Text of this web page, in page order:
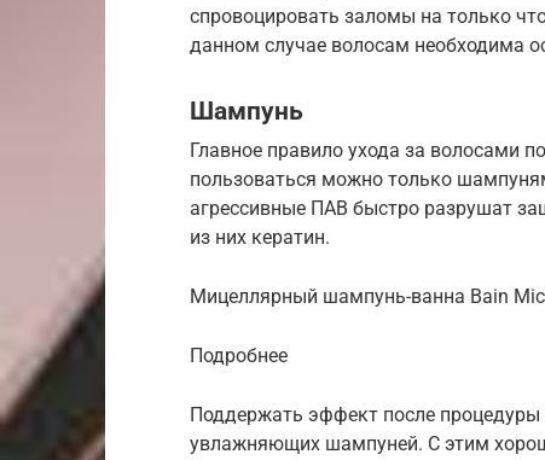
спровоцировать заломы на только
данном случае волосам необходима
Шампунь
Главное правило ухода за волосами
пользоваться можно только
агрессивные ПАВ быстро разрушат
из них кератин.
Мицеллярный шампунь-ванна Bain
Подробнее
Поддержать эффект после
увлажняющих шампуней. С этим